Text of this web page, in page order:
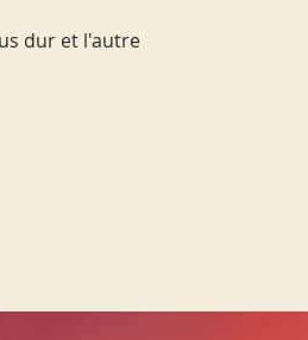
dur et l'autre